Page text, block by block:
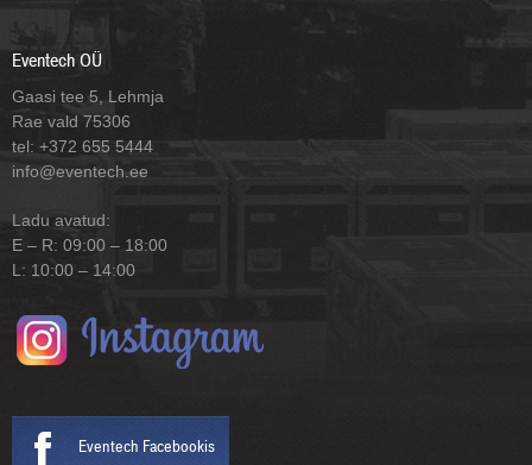
Eventech OÜ
Gaasi tee 5, Lehmja
Rae vald 75306
tel: +372 655 5444
info@eventech.ee
Ladu avatud:
E – R: 09:00 – 18:00
L: 10:00 – 14:00
Eventech Facebookis